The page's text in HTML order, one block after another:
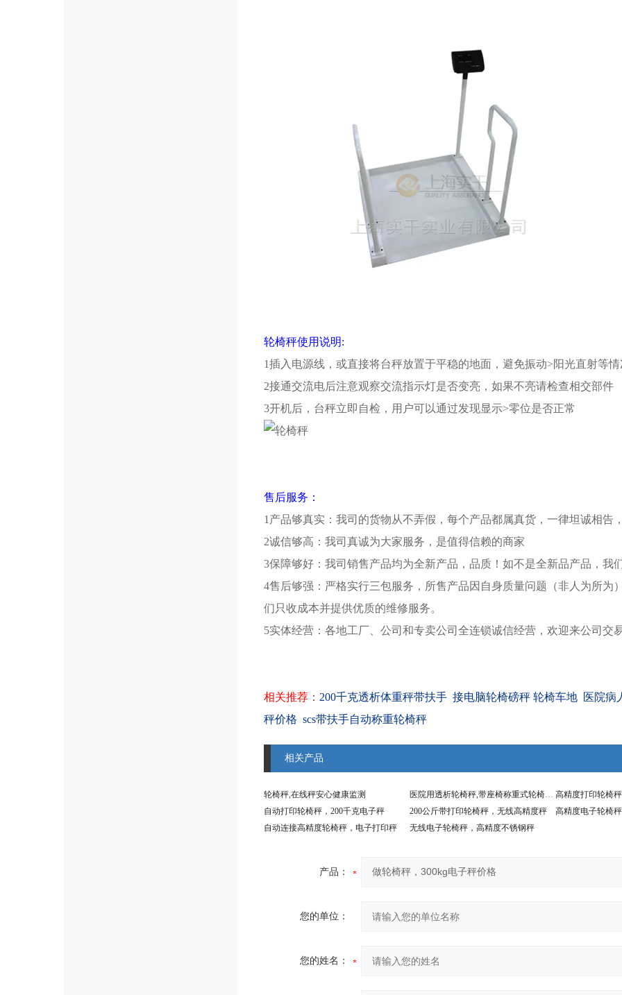
轮椅秤使用说明:
1插入电源线，或直接将台秤放置于平稳的地面，避免振动>阳光直射等
2接通交流电后注意观察交流指示灯是否变亮，如果不亮请检查相交部件
3开机后，台秤立即自检，用户可以通过发现显示>零位是否正常
售后服务：
1产品够真实：我司的货物从不弄假，每个产品都属真货，一律坦诚相告
2诚信够高：我司真诚为大家服务，是值得信赖的商家
3保障够好：我司销售产品均为全新产品，品质！如不是全新品产品，我
4售后够强：严格实行三包服务，所售产品因自身质量问题（非人为所为
们只收成本并提供优质的维修服务。
5实体经营：各地工厂、公司和专卖公司全连锁诚信经营，欢迎来公司交
相关推荐 ： 200千克透析体重秤带扶手 接电脑轮椅磅秤 轮椅车地 医院病
秤价格 scs带扶手自动称重轮椅秤
相关产品
轮椅秤,在线秤安心健康监测 医院用透析轮椅秤,带座椅称重式轮椅称厂家 高精度打印轮椅
自动打印轮椅秤，200千克电子秤
200公斤带打印轮椅秤，无线高精度秤
高精度电子轮椅
自动连接高精度轮椅秤，电子打印秤
无线电子轮椅秤，高精度不锈钢秤
产品：
您的单位：
您的姓名：